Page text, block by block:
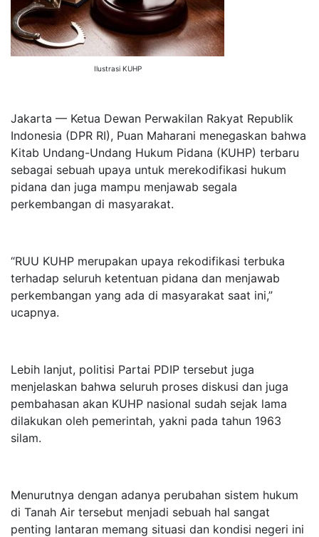
Ilustrasi KUHP
Jakarta — Ketua Dewan Perwakilan Rakyat Republik
Indonesia (DPR RI), Puan Maharani menegaskan bahwa
Kitab Undang-Undang Hukum Pidana (KUHP) terbaru
sebagai sebuah upaya untuk merekodifikasi hukum
pidana dan juga mampu menjawab segala
perkembangan di masyarakat.
“RUU KUHP merupakan upaya rekodifikasi terbuka
terhadap seluruh ketentuan pidana dan menjawab
perkembangan yang ada di masyarakat saat ini,”
ucapnya.
Lebih lanjut, politisi Partai PDIP tersebut juga
menjelaskan bahwa seluruh proses diskusi dan juga
pembahasan akan KUHP nasional sudah sejak lama
dilakukan oleh pemerintah, yakni pada tahun 1963
silam.
Menurutnya dengan adanya perubahan sistem hukum
di Tanah Air tersebut menjadi sebuah hal sangat
penting lantaran memang situasi dan kondisi negeri ini